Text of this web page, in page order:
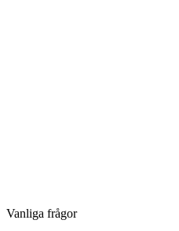
Vanliga frågor